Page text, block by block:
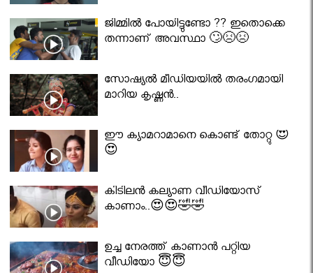
ജിമ്മിൽ പോയിട്ടുണ്ടോ ?? ഇതൊക്കെ
തന്നാണ് അവസ്ഥാ 🙄😣😣
സോഷ്യൽ മീഡിയയിൽ തരംഗമായി
മാറിയ കൃഷ്ണൻ..
ഈ ക്യാമറാമാനെ കൊണ്ട് തോറ്റു 😍
😍
കിടിലൻ കല്യാണ വീഡിയോസ്
കാണാം..😍😍🤣🤣
ഉച്ച നേരത്ത് കാണാൻ പറ്റിയ
വീഡിയോ 😇😇